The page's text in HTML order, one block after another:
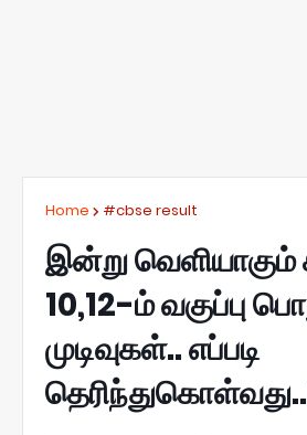
Home #cbse result
இன்று வெளியாகும்
10,12-ம் வகுப்பு
முடிவுகள்.. எப்படி